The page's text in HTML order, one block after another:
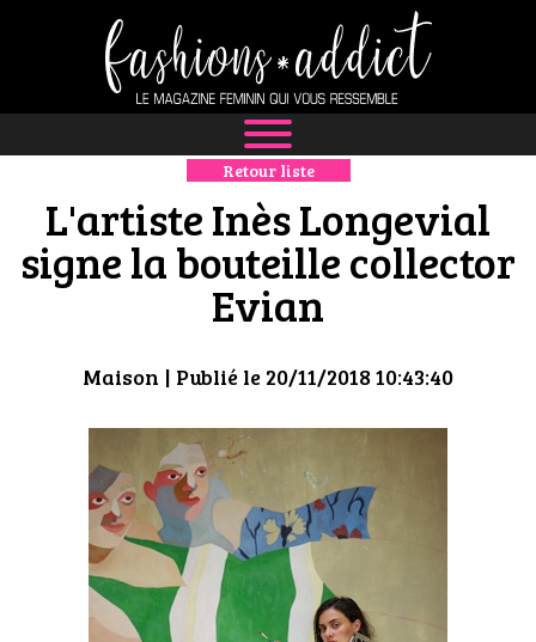
NEWS
MODE
LUXE
DÉFILÉS
BOUTIQUE
CULTURE
HIGH TECH
MAISON
Retour liste
L'artiste Inès Longevial
signe la bouteille collector
Evian
Maison | Publié le 20/11/2018 10:43:40